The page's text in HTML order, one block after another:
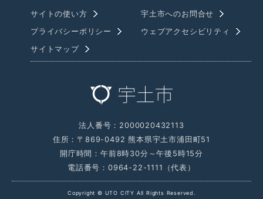
サイトの使い方
宇土市へのお問合せ
プライバシーポリシー
ウェブアクセシビリティ
サイトマップ
法人番号：2000020432113
住所：〒869-0492 熊本県宇土市浦田町51
開庁時間：午前8時30分～午後5時15分
電話番号：0964-22-1111（代表）
Copyright © UTO CITY All Rights Reserved.